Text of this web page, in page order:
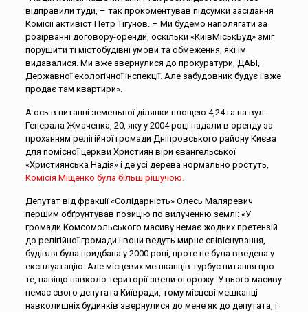
відправили туди, – так прокоментував підсумки засідання
Комісії активіст Петр Тігунов. – Ми будемо наполягати за
розірванні договору-оренди, оскільки «КиївМіськБуд» зміг
порушити ті містобудівні умови та обмеження, які їм
видавалися. Ми вже звернулися до прокуратури, ДАБІ,
Державної екологічної інспекції. Але забудовник будує і вже
продає там квартири».
А ось в питанні земельної ділянки площею 4,24 га на вул.
Генерала Жмаченка, 20, яку у 2004 році надали в оренду за
проханням релігійної громади Дніпровського району Києва
для помісної церкви Християн віри євангельської
«Християнська Надія» і де усі дерева нормально ростуть,
Комісія Міщенко була більш рішучою.
Депутат від фракції «Солідарність» Олесь Маляревич
першим обґрунтував позицію по вилученню землі: «У
громади Комсомольського масиву немає жодних претензій
до релігійної громади і вони ведуть мирне співіснування,
будівля була придбана у 2000 році, проте не була введена у
експлуатацію. Але місцевих мешканців турбує питання про
те, навіщо навколо території звели огорожу. У цього масиву
немає свого депутата Київради, тому місцеві мешканці
навколишніх будинків звернулися до мене як до депутата, і